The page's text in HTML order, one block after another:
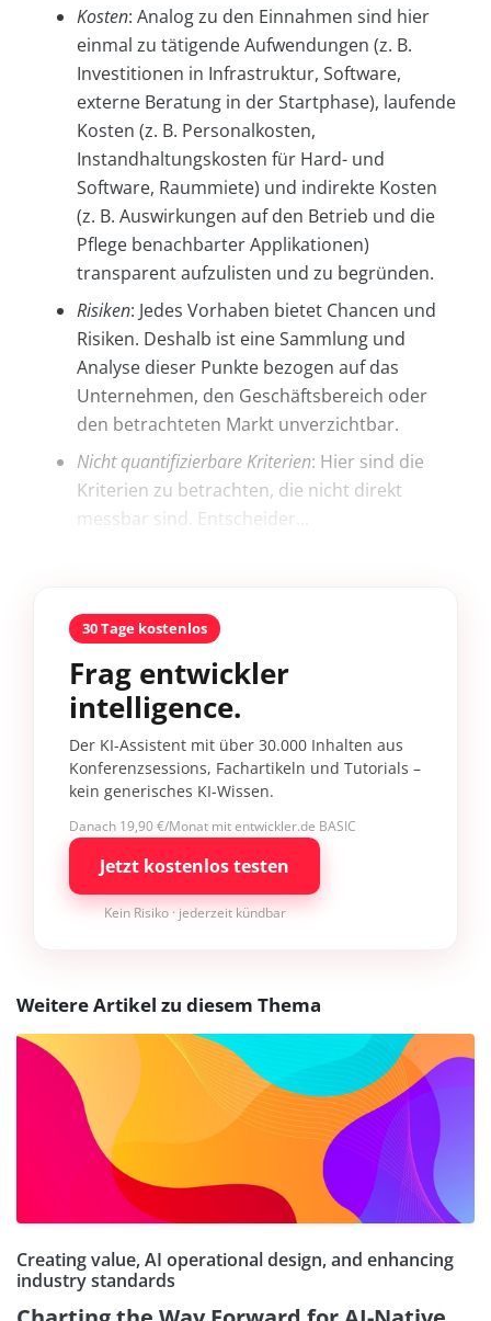
Kosten: Analog zu den Einnahmen sind hier
einmal zu tätigende Aufwendungen (z. B.
Investitionen in Infrastruktur, Software,
externe Beratung in der Startphase), laufende
Kosten (z. B. Personalkosten,
Instandhaltungskosten für Hard- und
Software, Raummiete) und indirekte Kosten
(z. B. Auswirkungen auf den Betrieb und die
Pflege benachbarter Applikationen)
transparent aufzulisten und zu begründen.
Risiken: Jedes Vorhaben bietet Chancen und
Risiken. Deshalb ist eine Sammlung und
Analyse dieser Punkte bezogen auf das
Unternehmen, den Geschäftsbereich oder
den betrachteten Markt unverzichtbar.
Nicht quantifizierbare Kriterien: Hier sind die
Kriterien zu betrachten, die nicht direkt
messbar sind. Entscheider...
30 Tage kostenlos
Frag entwickler
intelligence.
Der KI-Assistent mit über 30.000 Inhalten aus
Konferenzsessions, Fachartikeln und Tutorials –
kein generisches KI-Wissen.
Danach 19,90 €/Monat mit entwickler.de BASIC
Jetzt kostenlos testen
Kein Risiko · jederzeit kündbar
Weitere Artikel zu diesem Thema
Creating value, AI operational design, and enhancing
industry standards